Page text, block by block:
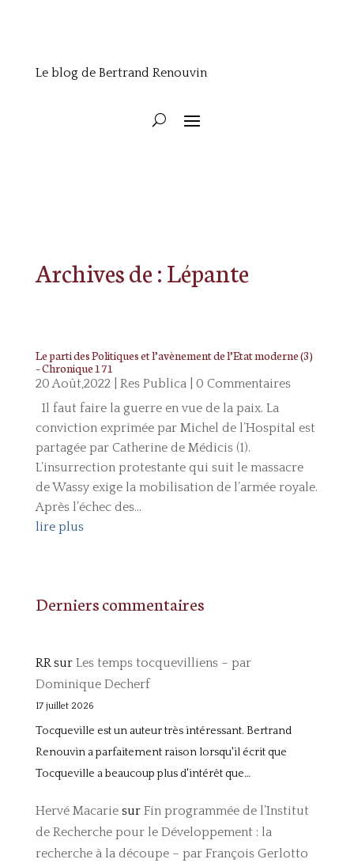
Le blog de Bertrand Renouvin
Archives de : Lépante
Le parti des Politiques et l’avènement de l’Etat moderne (3)
– Chronique 171
20 Août,2022| Res Publica| 0 Commentaires
Il faut faire la guerre en vue de la paix. La
conviction exprimée par Michel de l’Hospital est
partagée par Catherine de Médicis (1).
L’insurrection protestante qui suit le massacre
de Wassy exige la mobilisation de l’armée royale.
Après l’échec des...
lire plus
Derniers commentaires
RRsur Les temps tocquevilliens – par
Dominique Decherf
17 juillet 2026
Tocqueville est un auteur très intéressant. Bertrand
Renouvin a parfaitement raison lorsqu'il écrit que
Tocqueville a beaucoup plus d'intérêt que…
Hervé Macariesur Fin programmée de l’Institut
de Recherche pour le Développement : la
recherche à la découpe – par François Gerlotto